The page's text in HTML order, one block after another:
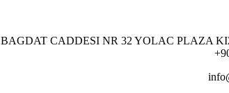
BAGDAT CADDESI NR 32 YOLAC PLAZA